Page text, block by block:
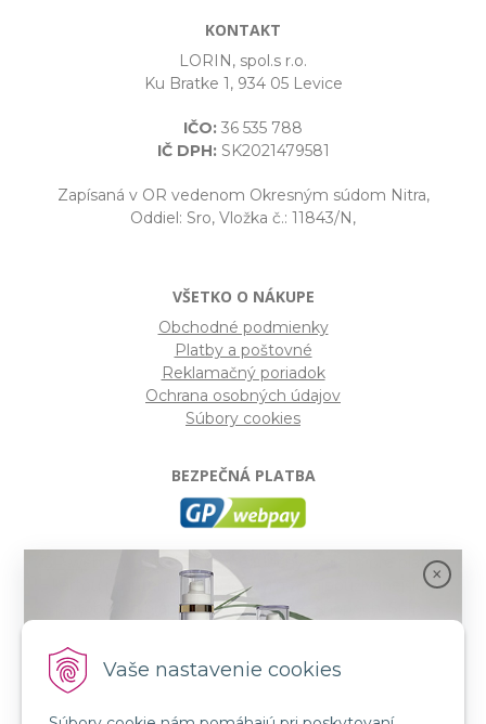
Vaše nastavenie cookies
KONTAKT
LORIN, spol.s r.o.
Ku Bratke 1, 934 05 Levice
IČO: 36 535 788
IČ DPH:SK2021479581
Zapísaná v OR vedenom Okresným súdom Nitra,
Oddiel: Sro, Vložka č.: 11843/N,
VŠETKO O NÁKUPE
Obchodné podmienky
Platby a poštovné
Reklamačný poriadok
Ochrana osobných údajov
Súbory cookies
BEZPEČNÁ PLATBA
- Moderný a bezpečný systém pre platby
kartou na internete. Je jedným z najpoužívanejších
platobných brán na slovenských e-shopoch. Spĺňa